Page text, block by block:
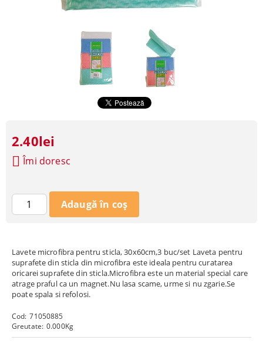
Lavete microfibra pentru sticla, 30x60cm,3 buc/set Laveta pentru
suprafete din sticla din microfibra este ideala pentru curatarea
oricarei suprafete din sticla.Microfibra este un material special care
atrage praful ca un magnet.Nu lasa scame, urme si nu zgarie.Se
poate spala si refolosi.
Cod: 71050885
Greutate: 0.000Kg
2.40lei
Îmi doresc